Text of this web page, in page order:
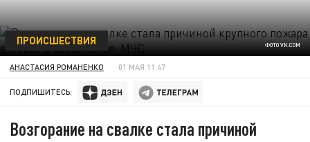
ФОТО VK.COM
ПРОИСШЕСТВИЯ
АНАСТАСИЯ РОМАНЕНКО 01 МАЯ 11:47
ПОДПИШИТЕСЬ:
Возгорание на свалке стала причиной